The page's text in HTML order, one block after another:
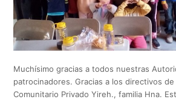
Muchísimo gracias a todos nuestras
patrocinadores. Gracias a los directivos
Comunitario Privado Yireh., familia Hna.